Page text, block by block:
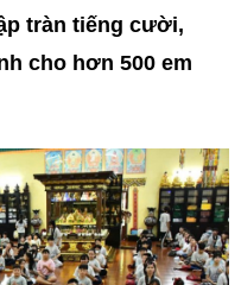
tràn tiếng cười,
cho hơn 500 em